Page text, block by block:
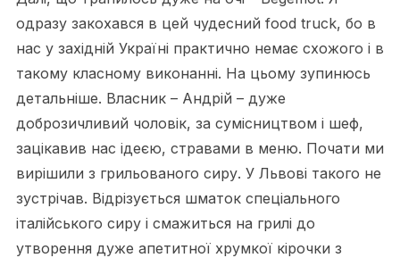
одразу закохався в цей чудесний food truck, бо в
нас у західній Україні практично немає схожого і в
такому класному виконанні. На цьому зупинюсь
детальніше. Власник – Андрій – дуже
доброзичливий чоловік, за сумісництвом і шеф,
зацікавив нас ідеєю, стравами в меню. Почати ми
вирішили з грильованого сиру. У Львові такого не
зустрічав. Відрізується шматок спеціального
італійського сиру і смажиться на грилі до
утворення дуже апетитної хрумкої кірочки з